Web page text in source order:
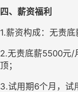
四、薪资福利
1.薪资构成：无责
2.无责底薪5500元/
顶；
3.试用期6个月，试